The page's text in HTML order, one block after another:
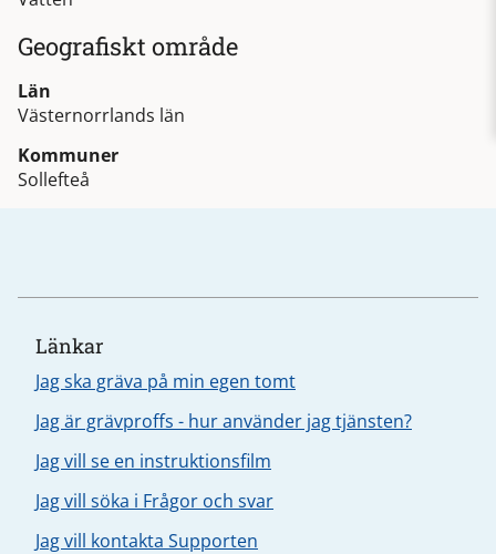
Geografiskt område
Län
Västernorrlands län
Kommuner
Sollefteå
Länkar
Jag ska gräva på min egen tomt
Jag är grävproffs - hur använder jag tjänsten?
Jag vill se en instruktionsfilm
Jag vill söka i Frågor och svar
Jag vill kontakta Supporten